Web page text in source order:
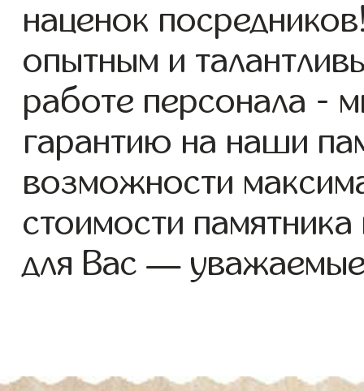
наценок
опытным и
работе персонала -
гарантию на наши
возможности
стоимости
для Вас —